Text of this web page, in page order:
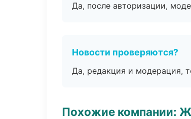
Да, после авторизации,
Новости проверяются?
Да, редакция и модерация,
Похожие компании: